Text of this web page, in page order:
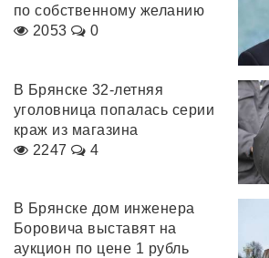
по собственному желанию
2053
0
В Брянске 32-летняя
уголовница попалась серии
краж из магазина
2247
4
В Брянске дом инженера
Боровича выставят на
аукцион по цене 1 рубль